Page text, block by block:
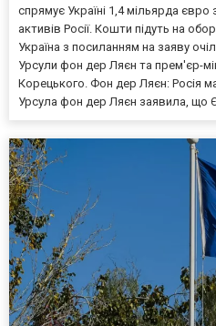
спрямує Україні 1,4 мільярда
активів Росії. Кошти підуть на
Україна з посиланням на заяву
Урсули фон дер Ляєн та прем'єр-
Корецького. Фон дер Ляєн: Росія
Урсула фон дер Ляєн заявила, що